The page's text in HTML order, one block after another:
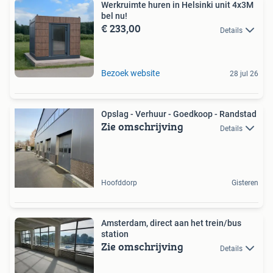
Werkruimte huren in Helsinki unit 4x3M
bel nu!
€ 233,00 Details
Bezoek website 28 jul 26
Opslag - Verhuur - Goedkoop - Randstad
Zie omschrijving Details
Hoofddorp Gisteren
Amsterdam, direct aan het trein/bus
station
Zie omschrijving Details